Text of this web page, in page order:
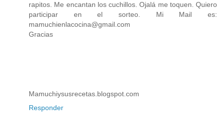
rapitos. Me encantan los cuchillos. Ojalá me toquen. Quiero
participar en el sorteo. Mi Mail es:
mamuchienlacocina@gmail.com
Gracias
Mamuchiysusrecetas.blogspot.com
Responder